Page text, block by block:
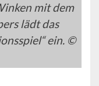
mit dem
lädt das
ein. ©